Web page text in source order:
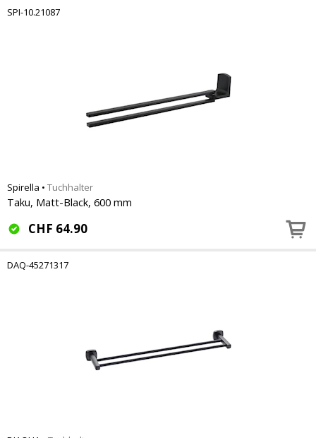
SPI-10.21087
Spirella • Tuchhalter
Taku, Matt-Black, 600 mm
CHF 64.90
DAQ-45271317